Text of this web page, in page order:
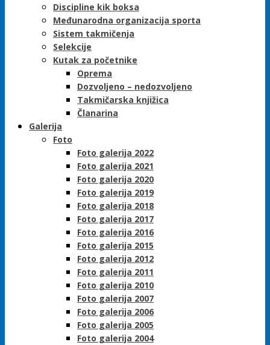
Discipline kik boksa
Međunarodna organizacija sporta
Sistem takmičenja
Selekcije
Kutak za početnike
Oprema
Dozvoljeno – nedozvoljeno
Takmičarska knjižica
Članarina
Galerija
Foto
Foto galerija 2022
Foto galerija 2021
Foto galerija 2020
Foto galerija 2019
Foto galerija 2018
Foto galerija 2017
Foto galerija 2016
Foto galerija 2015
Foto galerija 2012
Foto galerija 2011
Foto galerija 2010
Foto galerija 2007
Foto galerija 2006
Foto galerija 2005
Foto galerija 2004